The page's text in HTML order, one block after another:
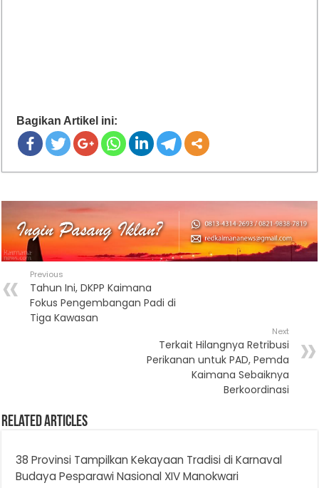
Bagikan Artikel ini:
Previous
Tahun Ini, DKPP Kaimana
Fokus Pengembangan Padi di
Tiga Kawasan
Next
Terkait Hilangnya Retribusi
Perikanan untuk PAD, Pemda
Kaimana Sebaiknya
Berkoordinasi
Related Articles
38 Provinsi Tampilkan Kekayaan Tradisi di Karnaval
Budaya Pesparawi Nasional XIV Manokwari